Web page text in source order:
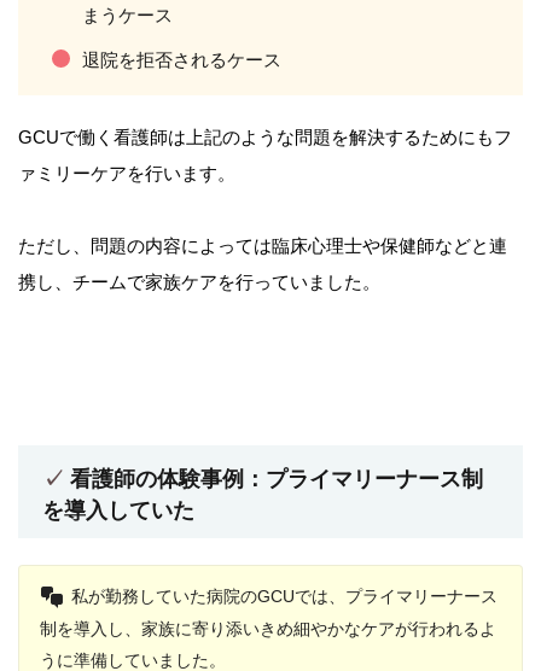
まうケース
退院を拒否されるケース
GCUで働く看護師は上記のような問題を解決するためにもフ
ァミリーケアを行います。
ただし、問題の内容によっては臨床心理士や保健師などと連
携し、チームで家族ケアを行っていました。
看護師の体験事例：プライマリーナース制
を導入していた
私が勤務していた病院のGCUでは、プライマリーナース
制を導入し、家族に寄り添いきめ細やかなケアが行われるよ
うに準備していました。